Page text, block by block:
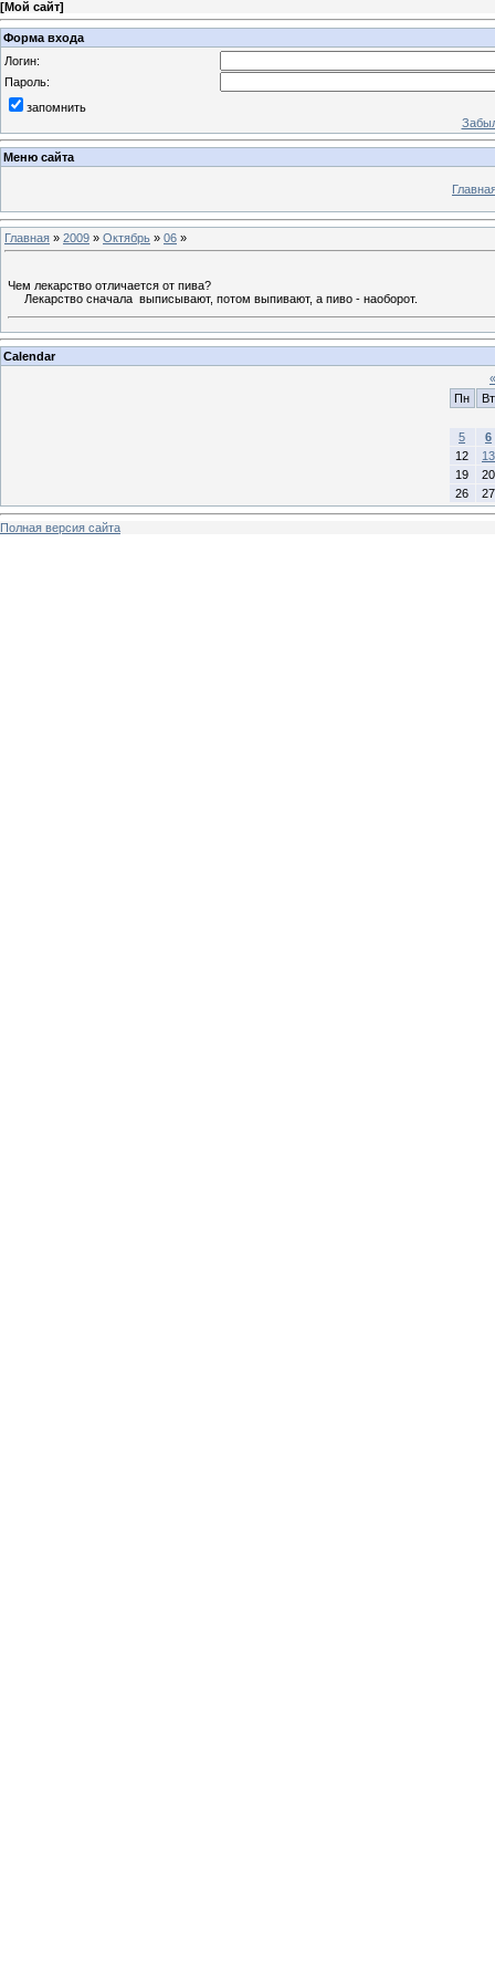
[Мой сайт]
Форма входа
Логин:
Пароль:
запомнить
Меню сайта
Главная » 2009 » Октябрь » 06 »
Чем лекарство отличается от пива?
Лекарство сначала выписывают, потом выпивают, а пиво - наоборот.
Calendar
«
Пн
Вт
5
6
12
13
19
20
26
27
Полная версия сайта